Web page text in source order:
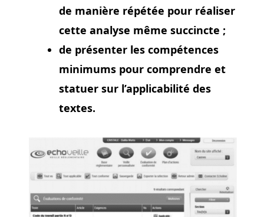
de manière répétée pour réaliser
cette analyse même succincte ;
de présenter les compétences
minimums pour comprendre et
statuer sur l’applicabilité des
textes.